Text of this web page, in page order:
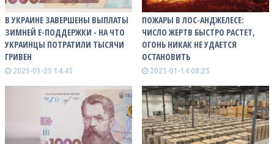
В УКРАИНЕ ЗАВЕРШЕНЫ ВЫПЛАТЫ
ЗИМНЕЙ Е-ПОДДЕРЖКИ - НА ЧТО
УКРАИНЦЫ ПОТРАТИЛИ ТЫСЯЧИ
ГРИВЕН
2025-03-25 14:45
ПОЖАРЫ В ЛОС-АНДЖЕЛЕСЕ:
ЧИСЛО ЖЕРТВ БЫСТРО РАСТЕТ,
ОГОНЬ НИКАК НЕ УДАЕТСЯ
ОСТАНОВИТЬ
2025-01-14 08:25